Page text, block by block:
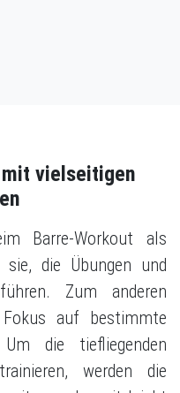
vielseitigen
Barre-Workout als
die Übungen und
Zum anderen
auf bestimmte
die tiefliegenden
werden die